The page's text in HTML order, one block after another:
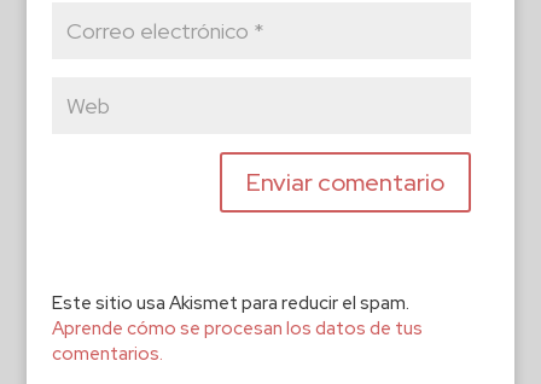
Este sitio usa Akismet para reducir el spam.
Aprende cómo se procesan los datos de tus
comentarios.